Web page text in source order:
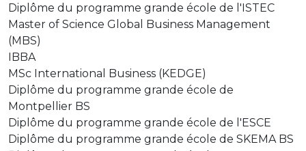
Diplôme du programme grande école de l'ISTEC
Master of Science Global Business Management
(MBS)
IBBA
MSc International Business (KEDGE)
Diplôme du programme grande école de
Montpellier BS
Diplôme du programme grande école de l'ESCE
Diplôme du programme grande école de SKEMA BS